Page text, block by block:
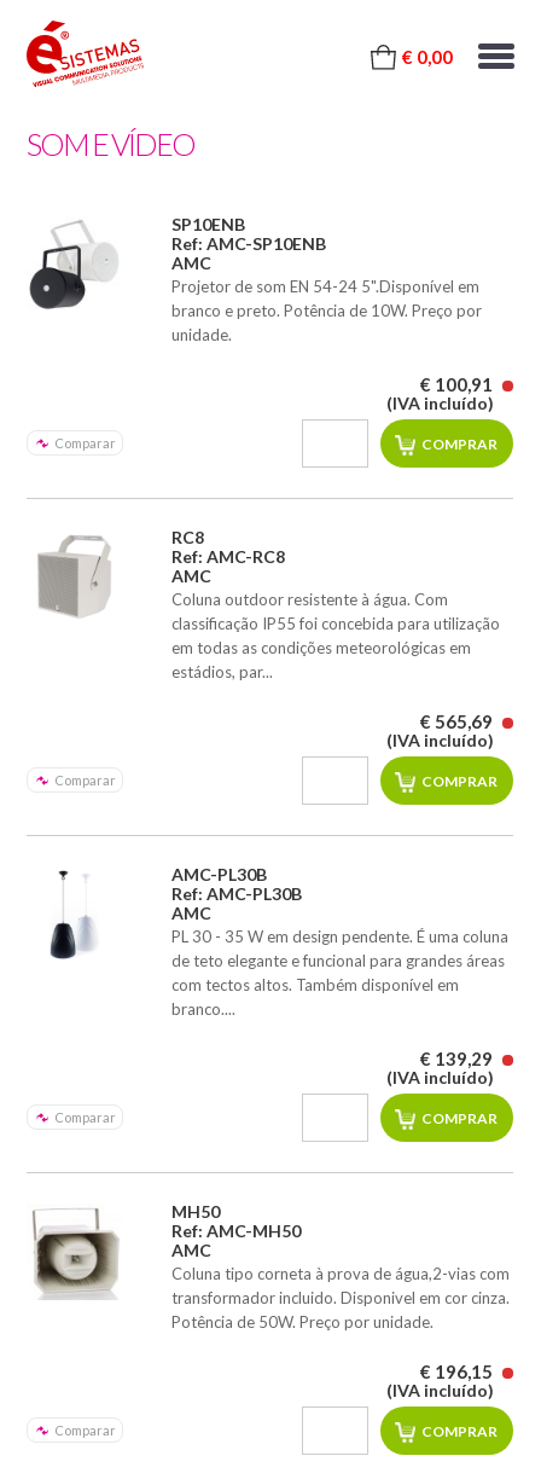
€ 0,00
SOM E VÍDEO
SP10ENB
Ref: AMC-SP10ENB
AMC
Projetor de som EN 54-24 5".Disponível em
branco e preto. Potência de 10W. Preço por
unidade.
Comparar
€ 100,91
(IVA incluído)
RC8
Ref: AMC-RC8
AMC
Coluna outdoor resistente à água. Com
classificação IP55 foi concebida para utilização
em todas as condições meteorológicas em
estádios, par...
Comparar
€ 565,69
(IVA incluído)
AMC-PL30B
Ref: AMC-PL30B
AMC
PL 30 - 35 W em design pendente. É uma coluna
de teto elegante e funcional para grandes áreas
com tectos altos. Também disponível em
branco....
Comparar
€ 139,29
(IVA incluído)
MH50
Ref: AMC-MH50
AMC
Coluna tipo corneta à prova de água,2-vias com
transformador incluido. Disponivel em cor cinza.
Potência de 50W. Preço por unidade.
Comparar
€ 196,15
(IVA incluído)